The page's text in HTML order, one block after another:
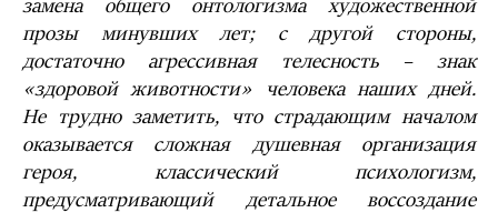
замена общего онтологизма художественной
прозы минувших лет; с другой стороны,
достаточно агрессивная телесность – знак
«здоровой животности» человека наших дней.
Не трудно заметить, что страдающим началом
оказывается сложная душевная организация
героя, классический психологизм,
предусматривающий детальное воссоздание